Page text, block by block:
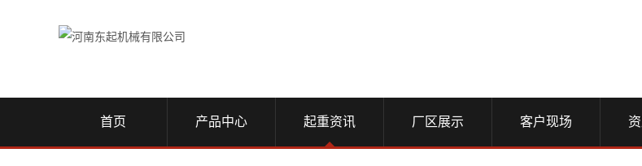
首页 产品中心 起重资讯 厂区展示 客户现场